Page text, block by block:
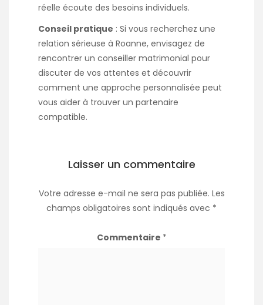
réelle écoute des besoins individuels.​
Conseil pratique : Si vous recherchez une
relation sérieuse à Roanne, envisagez de
rencontrer un conseiller matrimonial pour
discuter de vos attentes et découvrir
comment une approche personnalisée peut
vous aider à trouver un partenaire
compatible.
Laisser un commentaire
Votre adresse e-mail ne sera pas publiée. Les
champs obligatoires sont indiqués avec *
Commentaire *